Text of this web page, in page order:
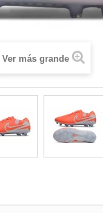
Ver más grande